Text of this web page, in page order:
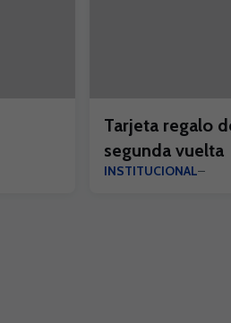
Tarjeta regalo
segunda vuelta
INSTITUCIONAL